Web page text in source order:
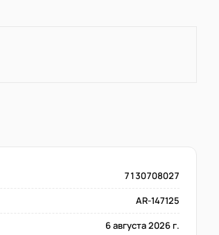
7130708027
AR-147125
6 августа 2026 г.